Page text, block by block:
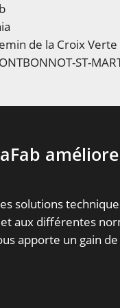
de la Croix Verte
ST-
solutions
aux différentes
apporte un gain